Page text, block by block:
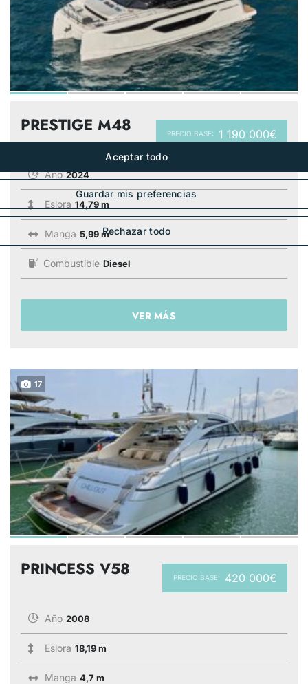
PRECIO BASE: 1 190 000€
PRESTIGE M48
Año 2024
Eslora 14,79 m
Manga 5,99 m
Combustible Diesel
VER MÁS
17
PRECIO BASE: 420 000€
PRINCESS V58
Año 2008
Eslora 18,19 m
Manga 4,7 m